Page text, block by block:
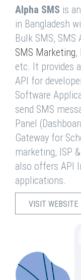
Alpha SMS is
in Bangladesh
Bulk SMS, SMS
SMS Marketing,
etc. It provides
API for
Software
send SMS
Panel
Gateway for
marketing, ISP
also offers API
applications.
VISIT WEBSITE